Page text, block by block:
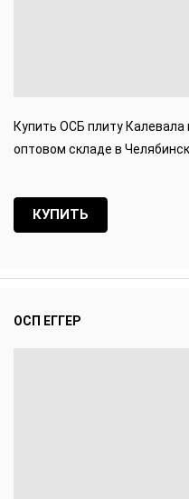
Купить ОСБ плиту
оптовом складе в
КУПИТЬ
ОСП ЕГГЕР